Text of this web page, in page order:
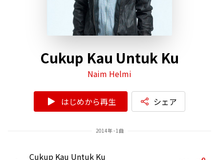
Cukup Kau Untuk Ku
Naim Helmi
はじめから再生 シェア
2014年 - 1曲
Cukup Kau Untuk Ku